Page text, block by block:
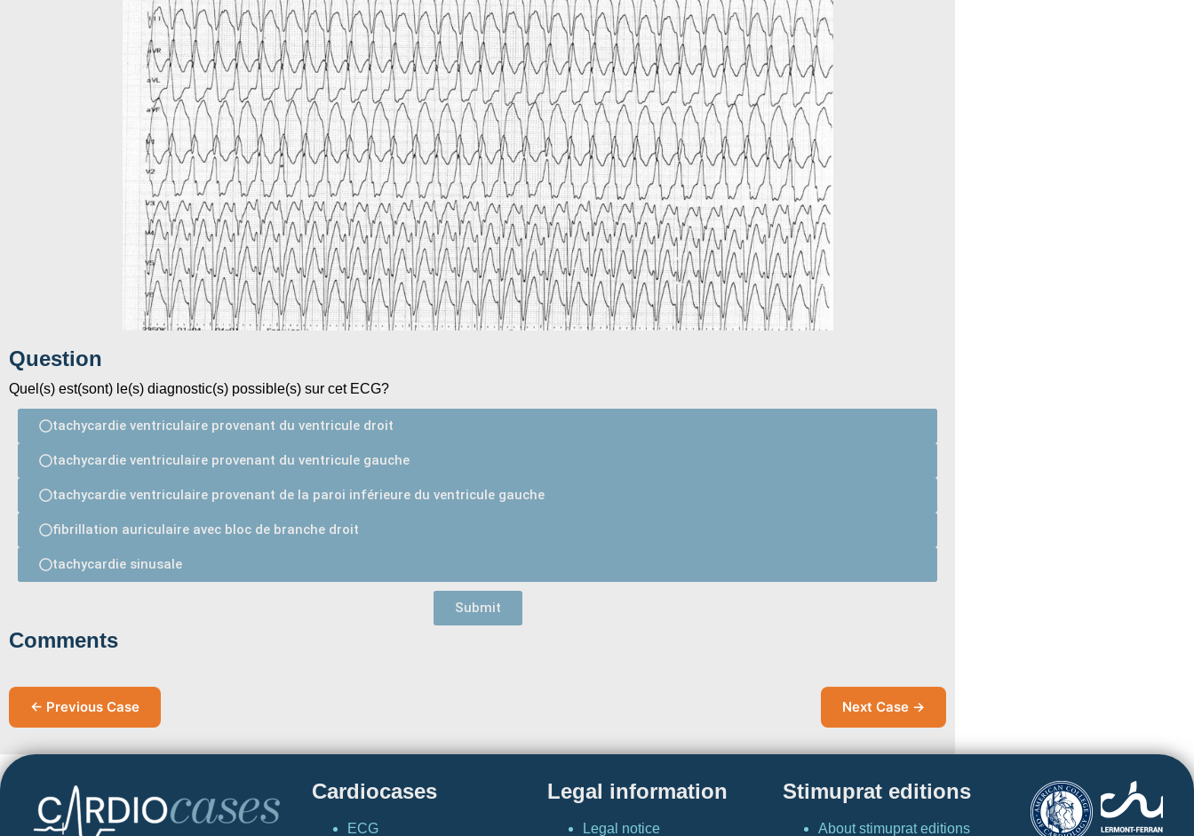
Question
Quel(s) est(sont) le(s) diagnostic(s) possible(s) sur cet ECG?
tachycardie ventriculaire provenant du ventricule droit
tachycardie ventriculaire provenant du ventricule gauche
tachycardie ventriculaire provenant de la paroi inférieure du ventricule gauche
fibrillation auriculaire avec bloc de branche droit
tachycardie sinusale
Submit
Comments
← Previous Case Next Case →
Cardiocases
ECG
Legal information
Legal notice
Stimuprat editions
About stimuprat editions